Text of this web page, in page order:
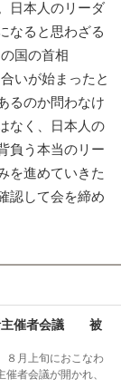
日本人のリーダ
なると思わざる
国の首相
いが始まったと
るのか問わなけ
なく、日本人の
負う本当のリー
を進めていきた
認して会を締め
主催者会議 被
月上旬におこなわ
者会議が開かれ、